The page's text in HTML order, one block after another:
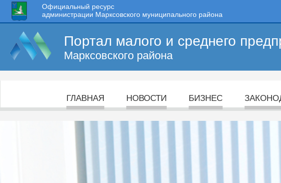
Официальный ресурс
администрации Марксовского муниципального района
Портал малого и среднего
Марксовского района
ГЛАВНАЯ НОВОСТИ БИЗНЕС